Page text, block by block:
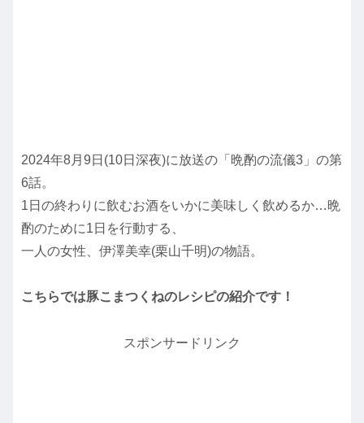
2024年8月9日(10日深夜)に放送の「晩酌の流儀3」の第
6話。
1日の終わりに飲むお酒をいかに美味しく飲めるか…晩
酌のために1日を行動する、
一人の女性、伊澤美幸(栗山千明)の物語。
こちらでは豚こまつくねのレシピの紹介です！
スポンサードリンク